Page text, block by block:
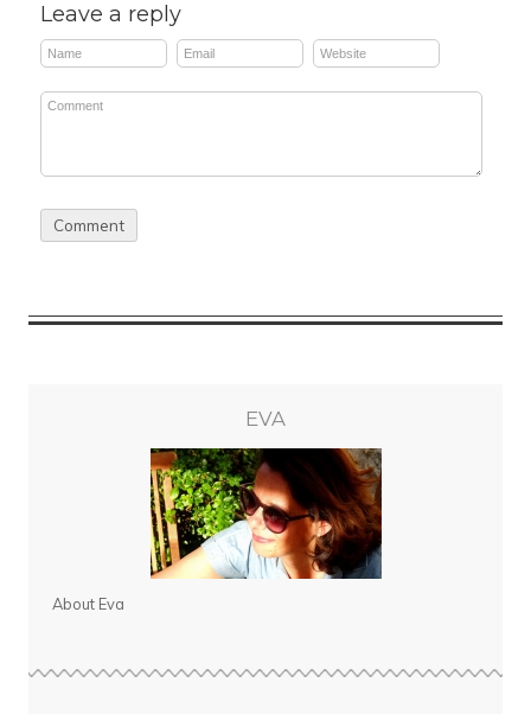
Leave a reply
EVA
About Eva